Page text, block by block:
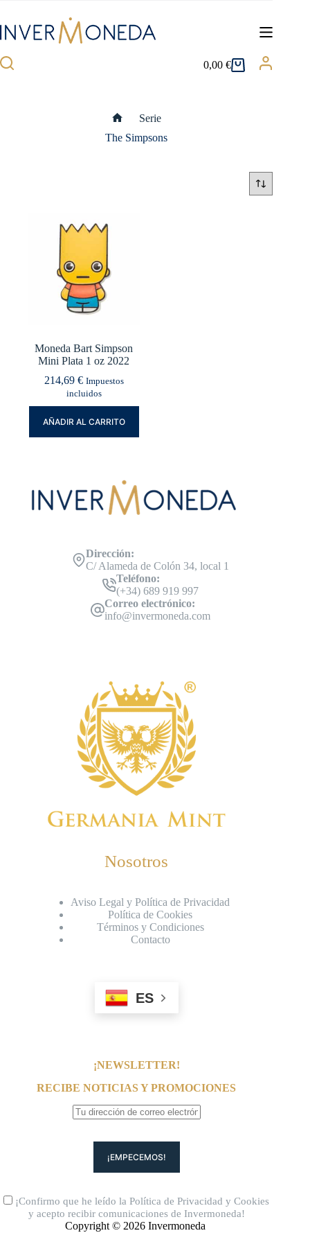
contenido
Carro
0,00€
Serie
The Simpsons
Moneda Bart Simpson
Mini Plata 1 oz 2022
214,69 € Impuestos
incluidos
AÑADIR AL CARRITO
Dirección:
C/ Alameda de Colón 34, local 1
Teléfono:
(+34) 689 919 997
Correo electrónico:
info@invermoneda.com
Nosotros
Aviso Legal y Política de Privacidad
Política de Cookies
Términos y Condiciones
Contacto
ES
¡NEWSLETTER!
RECIBE NOTICIAS Y PROMOCIONES
¡Confirmo que he leído laPolítica de Privacidad yCookies
y acepto recibir comunicaciones de Invermoneda!
Copyright © 2026 Invermoneda